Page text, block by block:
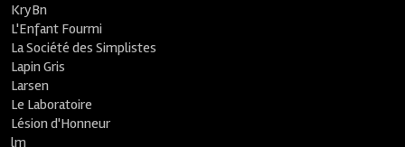
KryBn
L'Enfant Fourmi
La Société des Simplistes
Lapin Gris
Larsen
Le Laboratoire
Lésion d'Honneur
lm